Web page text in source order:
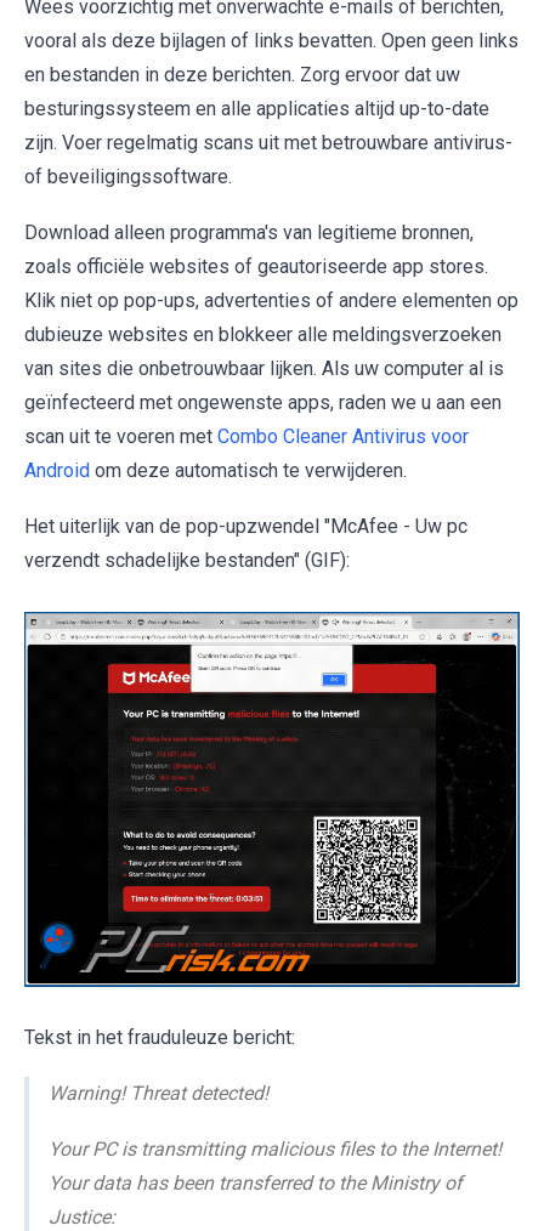
Wees voorzichtig met onverwachte e-mails of berichten,
vooral als deze bijlagen of links bevatten. Open geen links
en bestanden in deze berichten. Zorg ervoor dat uw
besturingssysteem en alle applicaties altijd up-to-date
zijn. Voer regelmatig scans uit met betrouwbare antivirus-
of beveiligingssoftware.
Download alleen programma's van legitieme bronnen,
zoals officiële websites of geautoriseerde app stores.
Klik niet op pop-ups, advertenties of andere elementen op
dubieuze websites en blokkeer alle meldingsverzoeken
van sites die onbetrouwbaar lijken. Als uw computer al is
geïnfecteerd met ongewenste apps, raden we u aan een
scan uit te voeren met Combo Cleaner Antivirus voor
Android om deze automatisch te verwijderen.
Het uiterlijk van de pop-upzwendel "McAfee - Uw pc
verzendt schadelijke bestanden" (GIF):
Tekst in het frauduleuze bericht:
Warning! Threat detected!
Your PC is transmitting malicious files to the Internet!
Your data has been transferred to the Ministry of
Justice: